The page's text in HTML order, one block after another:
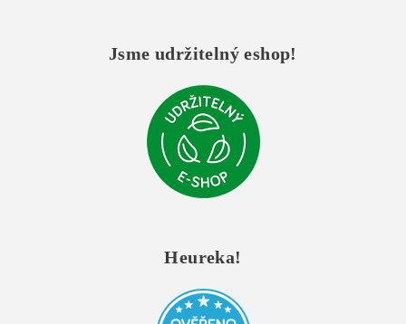
Jsme udržitelný eshop!
Heureka!